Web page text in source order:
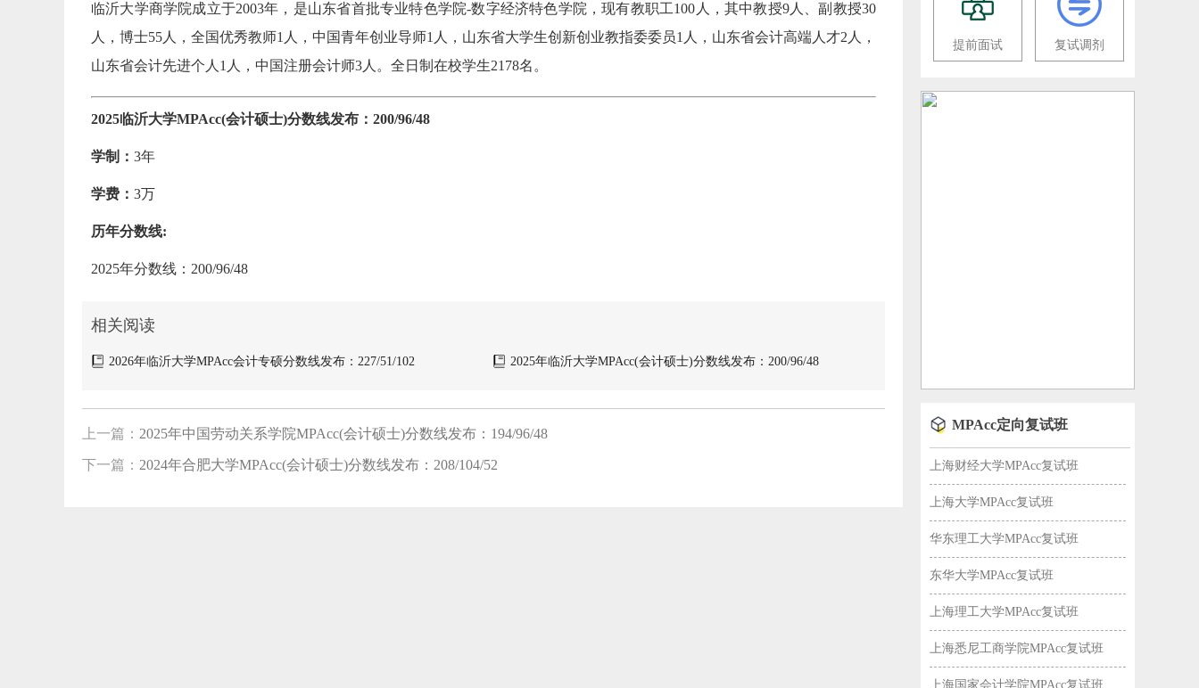
临沂大学商学院成立于2003年，是山东省首批专业特色学院-数字经济特色学院，现有教职工100人，其中教授9人、副教授30
人，博士55人，全国优秀教师1人，中国青年创业导师1人，山东省大学生创新创业教指委委员1人，山东省会计高端人才2人，
山东省会计先进个人1人，中国注册会计师3人。全日制在校学生2178名。
2025临沂大学MPAcc(会计硕士)分数线发布：200/96/48
学制： 3年
学费： 3万
历年分数线:
2025年分数线：200/96/48
相关阅读
2026年临沂大学MPAcc会计专硕分数线发布：227/51/102 2025年临沂大学MPAcc(会计硕士)分数线发布：200/96/48
上一篇： 2025年中国劳动关系学院MPAcc(会计硕士)分数线发布：194/96/48
下一篇： 2024年合肥大学MPAcc(会计硕士)分数线发布：208/104/52
提前面试 复试调剂
MPAcc定向复试班
上海财经大学MPAcc复试班
上海大学MPAcc复试班
华东理工大学MPAcc复试班
东华大学MPAcc复试班
上海理工大学MPAcc复试班
上海悉尼工商学院MPAcc复试班
上海国家会计学院MPAcc复试班